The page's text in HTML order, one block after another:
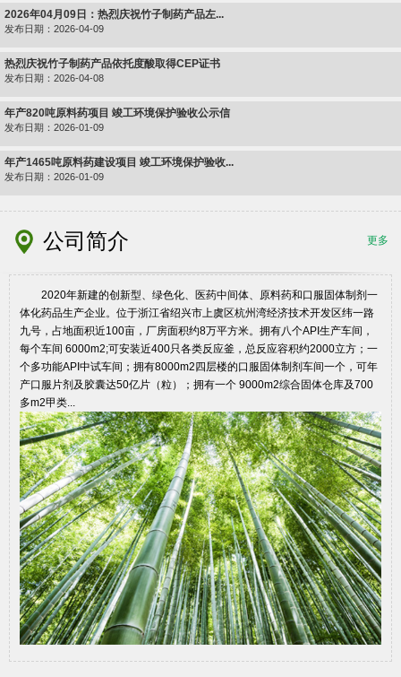
2026年04月09日：热烈庆祝竹子制药产品左...
发布日期：2026-04-09
热烈庆祝竹子制药产品依托度酸取得CEP证书
发布日期：2026-04-08
年产820吨原料药项目 竣工环境保护验收公示信
发布日期：2026-01-09
年产1465吨原料药建设项目 竣工环境保护验收...
发布日期：2026-01-09
公司简介 更多
2020年新建的创新型、绿色化、医药中间体、原料药和口服固体制剂一
体化药品生产企业。位于浙江省绍兴市上虞区杭州湾经济技术开发区纬一路
九号，占地面积近100亩，厂房面积约8万平方米。拥有八个API生产车间，
每个车间 6000m2;可安装近400只各类反应釜，总反应容积约2000立方；一
个多功能API中试车间；拥有8000m2四层楼的口服固体制剂车间一个，可年
产口服片剂及胶囊达50亿片（粒）；拥有一个 9000m2综合固体仓库及700
多m2甲类...